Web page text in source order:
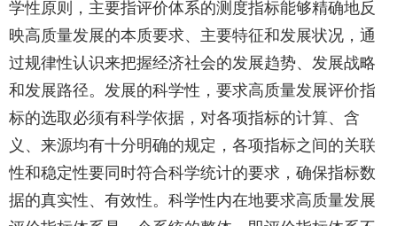
学性原则，主要指评价体系的测度指标能够精确地反
映高质量发展的本质要求、主要特征和发展状况，通
过规律性认识来把握经济社会的发展趋势、发展战略
和发展路径。发展的科学性，要求高质量发展评价指
标的选取必须有科学依据，对各项指标的计算、含
义、来源均有十分明确的规定，各项指标之间的关联
性和稳定性要同时符合科学统计的要求，确保指标数
据的真实性、有效性。科学性内在地要求高质量发展